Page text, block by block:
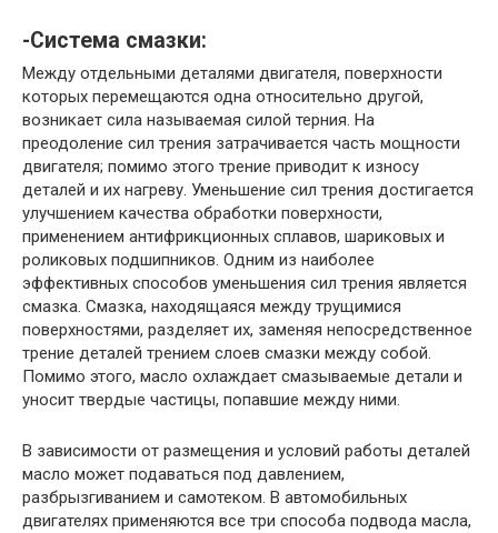
-Система смазки:
Между отдельными деталями двигателя, поверхности
которых перемещаются одна относительно другой,
возникает сила называемая силой терния. На
преодоление сил трения затрачивается часть мощности
двигателя; помимо этого трение приводит к износу
деталей и их нагреву. Уменьшение сил трения достигается
улучшением качества обработки поверхности,
применением антифрикционных сплавов, шариковых и
роликовых подшипников. Одним из наиболее
эффективных способов уменьшения сил трения является
смазка. Смазка, находящаяся между трущимися
поверхностями, разделяет их, заменяя непосредственное
трение деталей трением слоев смазки между собой.
Помимо этого, масло охлаждает смазываемые детали и
уносит твердые частицы, попавшие между ними.
В зависимости от размещения и условий работы деталей
масло может подаваться под давлением,
разбрызгиванием и самотеком. В автомобильных
двигателях применяются все три способа подвода масла,